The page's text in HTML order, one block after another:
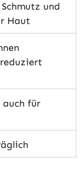
und
Haut
auch für